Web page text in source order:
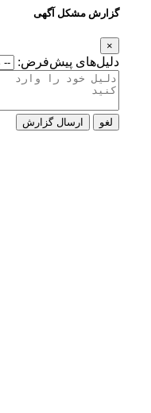
گزارش مشکل آگهی
×
دلیل‌های پیش‌فرض:
لغو ارسال گزارش